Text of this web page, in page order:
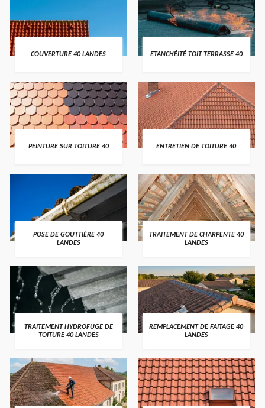
COUVERTURE 40 LANDES ETANCHÉITÉ TOIT TERRASSE 40
PEINTURE SUR TOITURE 40 ENTRETIEN DE TOITURE 40
POSE DE GOUTTIÈRE 40
LANDES
TRAITEMENT DE CHARPENTE 40
LANDES
TRAITEMENT HYDROFUGE DE
TOITURE 40 LANDES
REMPLACEMENT DE FAITAGE 40
LANDES